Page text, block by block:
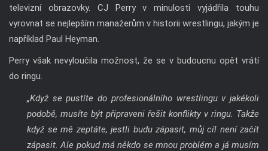
televizní obrazovky. CJ Perry v minulosti vyjádřila touhu
vyrovnat se nejlepším manažerům v historii wrestlingu, jakým je
například Paul Heyman.
Perry však nevyloučila možnost, že se v budoucnu opět vrátí
do ringu.
„Když se pustíte do profesionálního wrestlingu v jakékoli
podobě, musíte být připraveni řešit konflikty v ringu. Takže
když se mě zeptáte, jestli budu zápasit, můj cíl není začít
zápasit. Ale pokud má někdo se mnou problém a já musím